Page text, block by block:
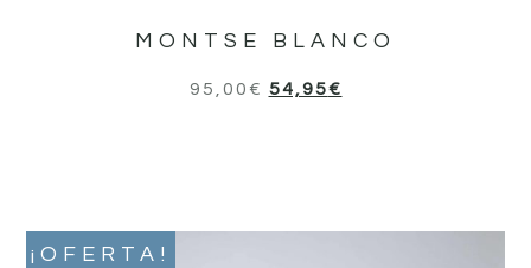
MONTSE BLANCO
95,00 € 54,95€
¡OFERTA!